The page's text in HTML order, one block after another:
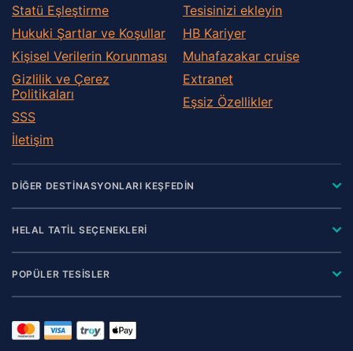
Statü Eşleştirme
Hukuki Şartlar ve Koşullar
Kişisel Verilerin Korunması
Gizlilik ve Çerez
Politikaları
SSS
İletişim
Tesisinizi ekleyin
HB Kariyer
Muhafazakar сruise
Extranet
Eşsiz Özellikler
DİĞER DESTİNASYONLARI KEŞFEDİN
HELAL TATİL SEÇENEKLERİ
POPÜLER TESİSLER